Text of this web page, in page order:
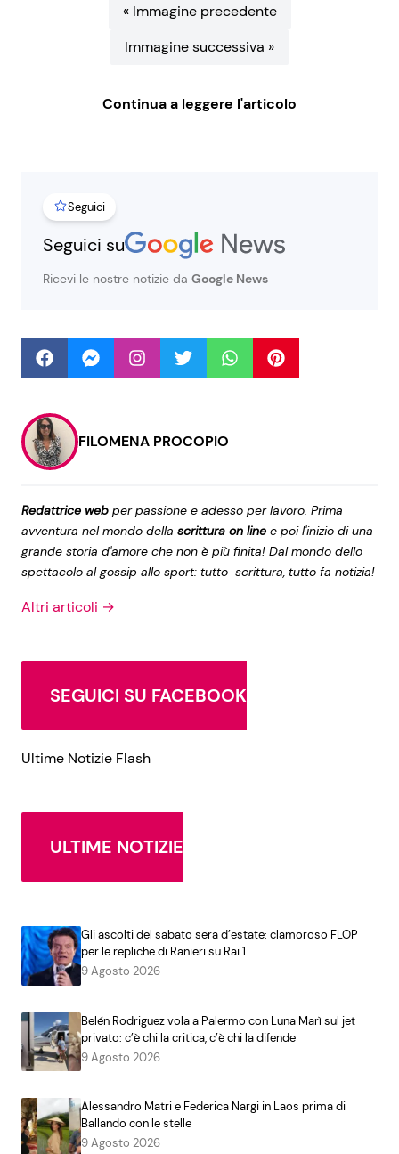
Salute
Viaggi e Turismo
Festività
Ricette Facili e Veloci
Ricette Feste
Ricette per Bambini
Seguici
Info
Chi siamo
Pubblicità
« Immagine precedente
Immagine successiva »
Continua a leggere l'articolo
Seguici
Seguici su
Ricevi le nostre notizie da Google News
FILOMENA PROCOPIO
Redattrice web per passione e adesso per lavoro. Prima
avventura nel mondo della scrittura on line e poi l'inizio di una
grande storia d'amore che non è più finita! Dal mondo dello
spettacolo al gossip allo sport: tutto scrittura, tutto fa notizia!
Altri articoli →
SEGUICI SU FACEBOOK
Ultime Notizie Flash
ULTIME NOTIZIE
Gli ascolti del sabato sera d’estate: clamoroso FLOP
per le repliche di Ranieri su Rai 1
9 Agosto 2026
Belén Rodriguez vola a Palermo con Luna Marì sul jet
privato: c’è chi la critica, c’è chi la difende
9 Agosto 2026
Alessandro Matri e Federica Nargi in Laos prima di
Ballando con le stelle
9 Agosto 2026